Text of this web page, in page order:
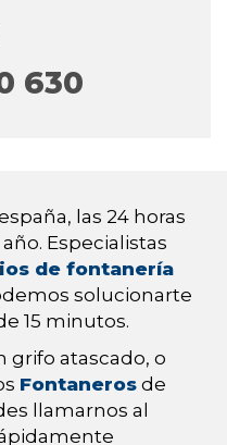
630
las 24 horas
Especialistas
de fontanería
solucionarte
15 minutos.
grifo atascado, o
Fontaneros de
llamarnos al